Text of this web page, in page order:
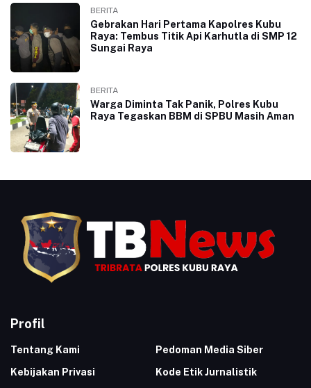
BERITA
Gebrakan Hari Pertama Kapolres Kubu
Raya: Tembus Titik Api Karhutla di SMP 12
Sungai Raya
BERITA
Warga Diminta Tak Panik, Polres Kubu
Raya Tegaskan BBM di SPBU Masih Aman
Profil
Tentang Kami
Pedoman Media Siber
Kebijakan Privasi
Kode Etik Jurnalistik